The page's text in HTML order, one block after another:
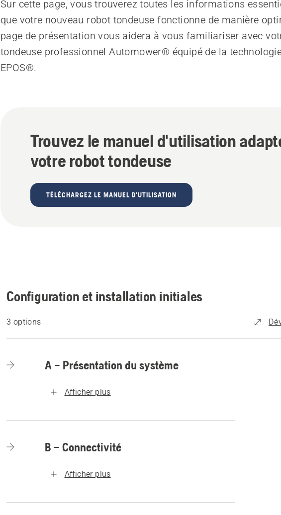
Sur cette page, vous trouverez toutes les informations
que votre nouveau robot tondeuse fonctionne de manière
page de présentation vous aidera à vous familiariser avec
tondeuse professionnel Automower® équipé de la
EPOS®.
Trouvez le manuel d'utilisation
votre robot tondeuse
TÉLÉCHARGEZ LE MANUEL D'UTILISATION
Configuration et installation initiales
3 options
A – Présentation du système
Afficher plus
B – Connectivité
Afficher plus